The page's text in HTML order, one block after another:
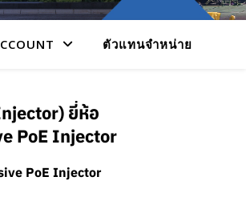
ตัวแทนจำหน่าย
ยี่ห้อ
PoE Injector
PoE Injector